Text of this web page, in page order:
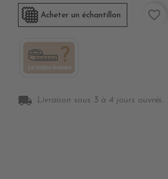
Acheter un échantillon favorite_border
local_shipping Livraison sous 3 à 4 jours ouvrés.